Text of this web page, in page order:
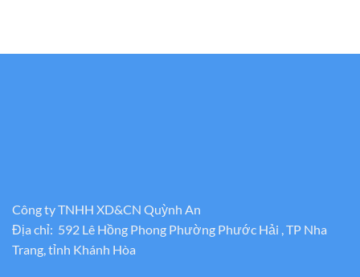
Công ty TNHH XD&CN Quỳnh An
Địa chỉ: 592 Lê Hồng Phong Phường Phước Hải , TP Nha
Trang, tỉnh Khánh Hòa